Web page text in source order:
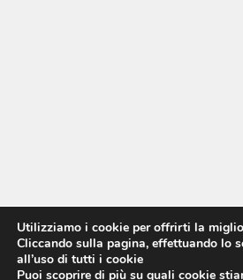
Utilizziamo i cookie per offrirti la
Cliccando sulla pagina, effettuando lo
all’uso di tutti i cookie
Puoi scoprire di più su quali cookie